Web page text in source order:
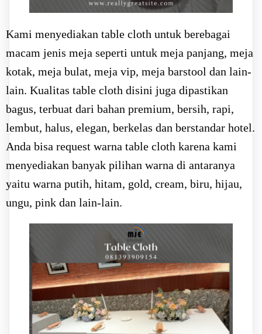
Kami menyediakan table cloth untuk berebagai
macam jenis meja seperti untuk meja panjang, meja
kotak, meja bulat, meja vip, meja barstool dan lain-
lain. Kualitas table cloth disini juga dipastikan
bagus, terbuat dari bahan premium, bersih, rapi,
lembut, halus, elegan, berkelas dan berstandar hotel.
Anda bisa request warna table cloth karena kami
menyediakan banyak pilihan warna di antaranya
yaitu warna putih, hitam, gold, cream, biru, hijau,
ungu, pink dan lain-lain.